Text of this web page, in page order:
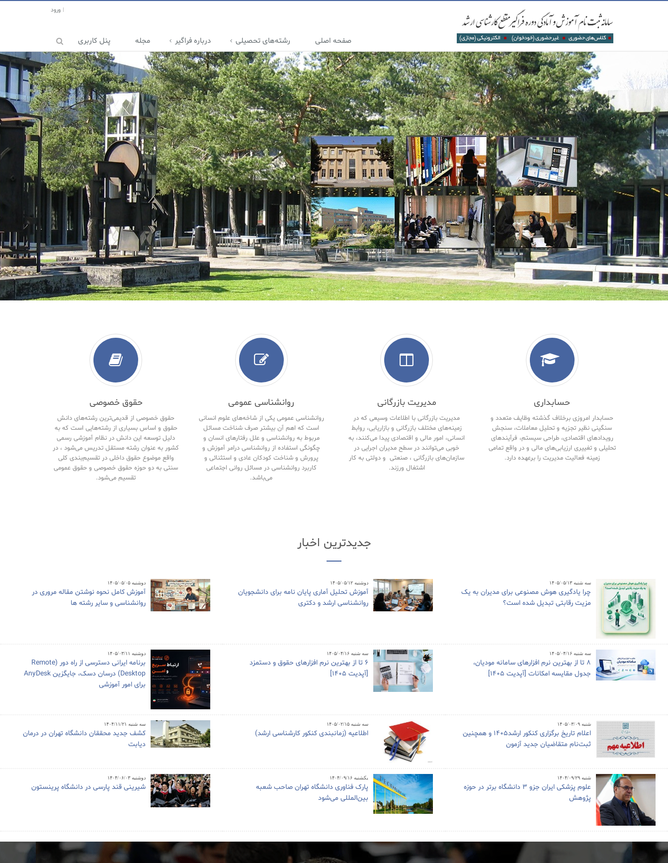
ورود
صفحه اصلی رشته‌های تحصیلی درباره فراگیر مجله پنل کاربری
حسابداری
حسابدار امروزی برخلاف گذشته وظایف متعدد و
سنگینی نظیر تجزیه و تحلیل معاملات، سنجش
رویدادهای اقتصادی، طراحی سیستم، فرآیندهای
تحلیلی و تغییری ارزیابی‌های مالی و در واقع تمامی
زمینه فعالیت مدیریت را برعهده دارد.
مدیریت بازرگانی
مدیریت بازرگانی با اطلاعات وسیعی که در
زمینه‌های مختلف بازرگانی و بازاریابی، روابط
انسانی، امور مالی و اقتصادی پیدا می‌کنند، به
خوبی می‌توانند در سطح مدیران اجرایی در
سازمان‌های بازرگانی ، صنعتی و دولتی به کار
اشتغال ورزند.
روانشناسی عمومی
روانشناسی عمومی یکی از شاخه‌های علوم انسانی
است که اهم آن بیشتر صرف شناخت مسائل
مربوط به روانشناسی و علل رفتارهای انسان و
چگونگی استفاده از روانشناسی درامر آموزش و
پرورش و شناخت کودکان عادی و استثنائی و
کاربرد روانشناسی در مسائل روانی اجتماعی
می‌باشد.
حقوق خصوصی
حقوق خصوصی از قدیمی‌ترین رشته‌های دانش
حقوق و اساس بسیاری از رشته‌هایی است که به
دلیل توسعه این دانش در نظام آموزشی رسمی
کشور به عنوان رشته مستقل تدریس می‌شود ، در
واقع موضوع حقوق داخلی در تقسیم‌بندی کلی
سنتی به دو حوزه حقوق خصوصی و حقوق‌ عمومی
تقسیم می‌شود.
جدیدترین اخبار
سه شنبه ۱۴۰۵/۰۵/۱۳
چرا یادگیری هوش مصنوعی برای مدیران به یک
مزیت رقابتی تبدیل شده است؟
دوشنبه ۱۴۰۵/۰۵/۱۲
آموزش تحلیل آماری پایان نامه برای دانشجویان
روانشناسی ارشد و دکتری
دوشنبه ۱۴۰۵/۰۵/۰۵
آموزش کامل نحوه نوشتن مقاله مروری در
روانشناسی و سایر رشته ها
سه شنبه ۱۴۰۵/۰۴/۱۶
8 تا از بهترین نرم افزارهای سامانه مودیان،
جدول مقایسه امکانات [آپدیت 1405]
سه شنبه ۱۴۰۵/۰۴/۱۶
6 تا از بهترین نرم افزارهای حقوق و دستمزد
[آپدیت 1405]
دوشنبه ۱۴۰۵/۰۳/۱۱
برنامه ایرانی دسترسی از راه دور (Remote
Desktop) درسان دسک، جایگزین AnyDesk
برای امور آموزشی
شنبه ۱۴۰۵/۰۳/۰۹
اعلام تاریخ برگزاری کنکور ارشد1405 و همچنین
ثبت‌نام متقاضیان جدید آزمون
سه شنبه ۱۴۰۵/۰۲/۱۵
اطلاعیه (زمانبندی کنکور کارشناسی ارشد)
سه شنبه ۱۴۰۴/۱۱/۲۱
کشف جدید محققان دانشگاه تهران در درمان
دیابت
شنبه ۱۴۰۴/۰۹/۲۹
علوم پزشکی ایران جزو ۳ دانشگاه برتر در حوزه
پژوهش
یکشنبه ۱۴۰۴/۰۹/۱۶
پارک فناوری دانشگاه تهران صاحب شعبه
بین‌المللی می‌شود
دوشنبه ۱۴۰۴/۰۶/۰۳
شیرینی قند پارسی در دانشگاه پرینستون